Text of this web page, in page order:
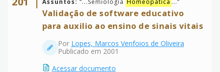
Assuntos: “...Semiologia Homeopática ...”
Validação de software educativo
para auxilio ao ensino de sinais vitais
Por Lopes, Marcos Venfoios de Oliveira
Publicado em 2001
Acessar documento